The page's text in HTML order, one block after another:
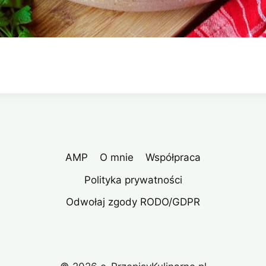
AMP O mnie
Współpraca
Polityka prywatności
Odwołaj zgody RODO/GDPR